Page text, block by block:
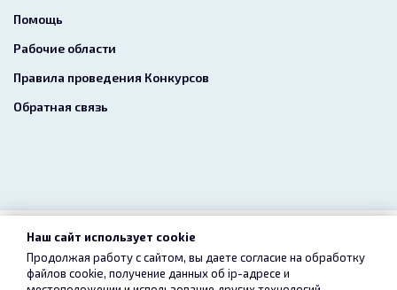
Помощь
Рабочие области
Правила проведения Конкурсов
Обратная связь
2026 freelance.boutique
Пользовательское соглашение Конфиденциальность
Наш сайт использует cookie
Продолжая работу с сайтом, вы даете согласие на обработку
файлов cookie, получение данных об ip-адресе и